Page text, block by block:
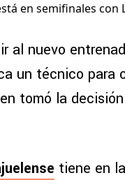
en semifinales con
al nuevo
un técnico para
tomó la
tiene en